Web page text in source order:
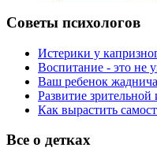
Советы психологов
Истерики у
Воспитание - это не
Ваш ребенок
Развитие
Как вырастить
Все о детках